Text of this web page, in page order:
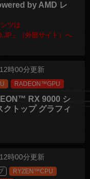
by AMD レ
ツは
」（外部サイト）へ
時00分更新
RADEON™GPU
RX 9000 シ
クトップ グラフィ
時00分更新
RYZEN™CPU